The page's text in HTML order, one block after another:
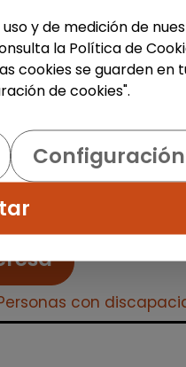
holandés o
|
comerciales
para la industria
opera en más de 80
experienci...
con
y de medición de
la Política de
cookies se guarden en
de cookies".